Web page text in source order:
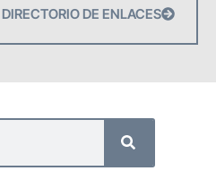
DIRECTORIO DE ENLACES